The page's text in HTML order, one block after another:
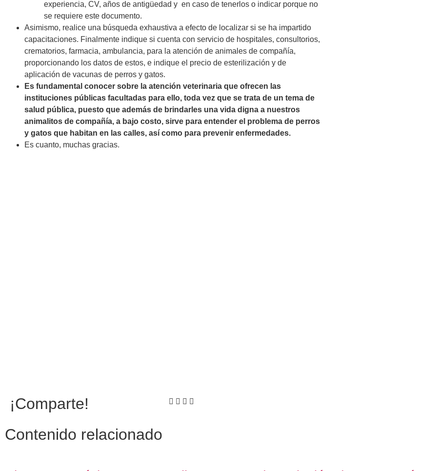
experiencia, CV, años de antigüedad y en caso de tenerlos o indicar porque no
se requiere este documento.
Asimismo, realice una búsqueda exhaustiva a efecto de localizar si se ha impartido
capacitaciones. Finalmente indique si cuenta con servicio de hospitales, consultorios,
crematorios, farmacia, ambulancia, para la atención de animales de compañía,
proporcionando los datos de estos, e indique el precio de esterilización y de
aplicación de vacunas de perros y gatos.
Es fundamental conocer sobre la atención veterinaria que ofrecen las
instituciones públicas facultadas para ello, toda vez que se trata de un tema de
salud pública, puesto que además de brindarles una vida digna a nuestros
animalitos de compañía, a bajo costo, sirve para entender el problema de perros
y gatos que habitan en las calles, así como para prevenir enfermedades.
Es cuanto, muchas gracias.
¡Comparte!
Contenido relacionado